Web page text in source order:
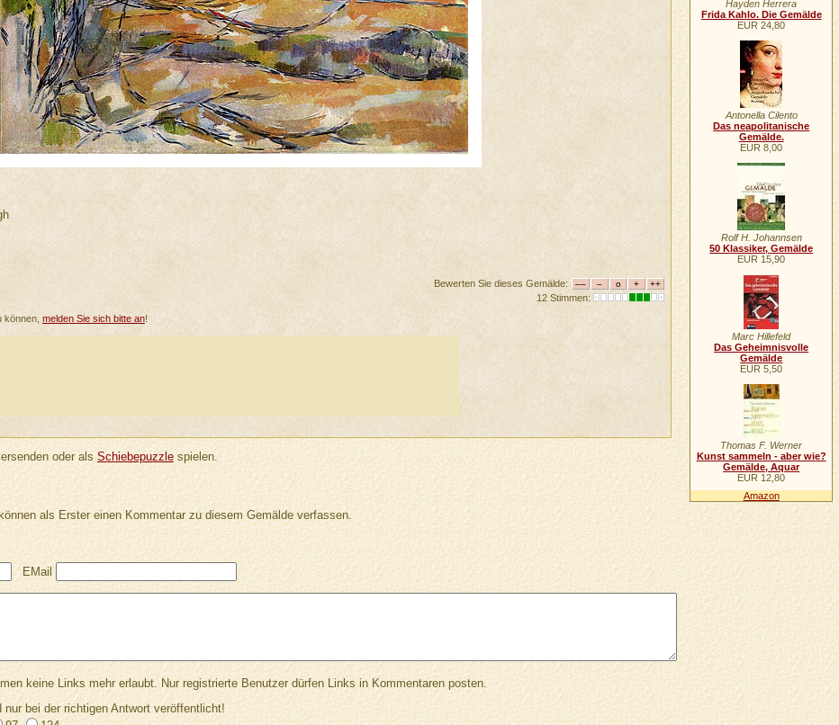
Bewerten Sie dieses Gemälde:
12 Stimmen:
können, melden Sie sich bitte an!
oder alsSchiebepuzzlespielen.
als Erster einen Kommentar zu diesem Gemälde verfassen.
EMail
keine Links mehr erlaubt. Nur registrierte Benutzer dürfen Links in Kommentaren posten.
bei der richtigen Antwort veröffentlicht!
Hayden Herrera
Frida Kahlo. Die Gemälde
EUR 24,80
Antonella Cilento
Das neapolitanische
Gemälde.
EUR 8,00
Rolf H. Johannsen
50 Klassiker, Gemälde
EUR 15,90
Marc Hillefeld
Das Geheimnisvolle
Gemälde
EUR 5,50
Thomas F. Werner
Kunst sammeln - aber wie?
Gemälde, Aquar
EUR 12,80
Amazon